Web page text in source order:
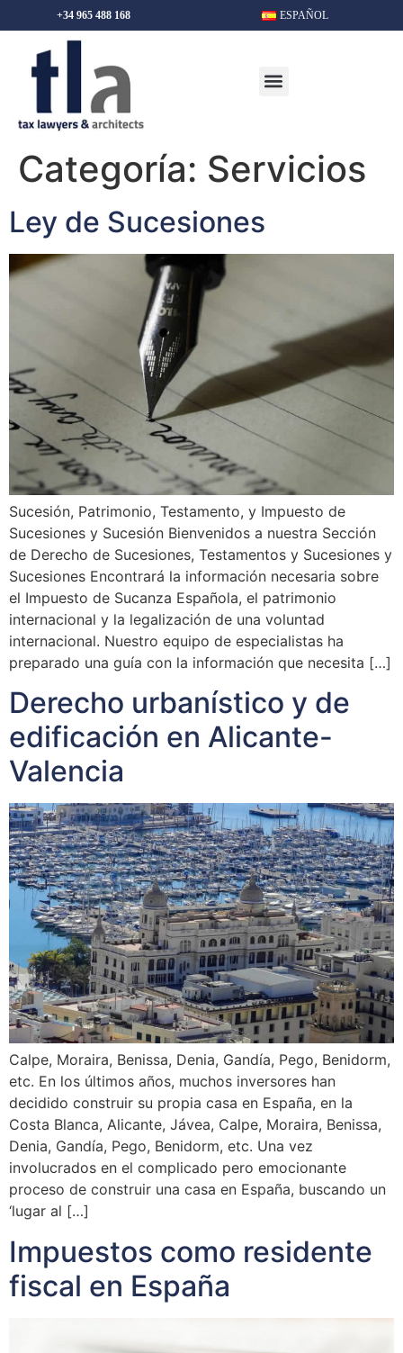
+34 965 488 168 ESPAÑOL
Categoría: Servicios
Ley de Sucesiones
Sucesión, Patrimonio, Testamento, y Impuesto de
Sucesiones y Sucesión Bienvenidos a nuestra Sección
de Derecho de Sucesiones, Testamentos y Sucesiones y
Sucesiones Encontrará la información necesaria sobre
el Impuesto de Sucanza Española, el patrimonio
internacional y la legalización de una voluntad
internacional. Nuestro equipo de especialistas ha
preparado una guía con la información que necesita […]
Derecho urbanístico y de
edificación en Alicante-
Valencia
Calpe, Moraira, Benissa, Denia, Gandía, Pego, Benidorm,
etc. En los últimos años, muchos inversores han
decidido construir su propia casa en España, en la
Costa Blanca, Alicante, Jávea, Calpe, Moraira, Benissa,
Denia, Gandía, Pego, Benidorm, etc. Una vez
involucrados en el complicado pero emocionante
proceso de construir una casa en España, buscando un
‘lugar al […]
Impuestos como residente
fiscal en España